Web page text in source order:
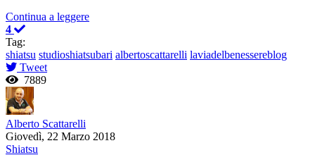
Continua a leggere
4
Tag:
shiatsu studioshiatsubari albertoscattarelli laviadelbenessereblog
Tweet
7889
Alberto Scattarelli
Giovedì, 22 Marzo 2018
Shiatsu